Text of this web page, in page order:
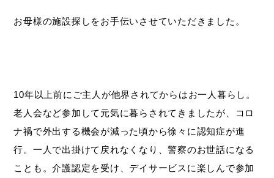
お母様の施設探しをお手伝いさせていただきました。
10年以上前にご主人が他界されてからはお一人暮らし。
老人会など参加して元気に暮らされてきましたが、コロ
ナ禍で外出する機会が減った頃から徐々に認知症が進
行。一人で出掛けて戻れなくなり、警察のお世話になる
ことも。介護認定を受け、デイサービスに楽しんで参加